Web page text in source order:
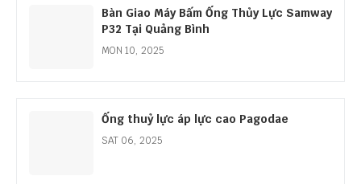
Bàn Giao Máy Bấm Ống Thủy Lực Samway
P32 Tại Quảng Bình
MON 10, 2025
Ống thuỷ lực áp lực cao Pagodae
SAT 06, 2025